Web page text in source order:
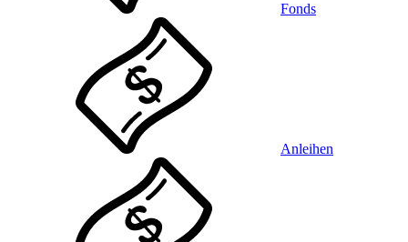
Fonds
Anleihen